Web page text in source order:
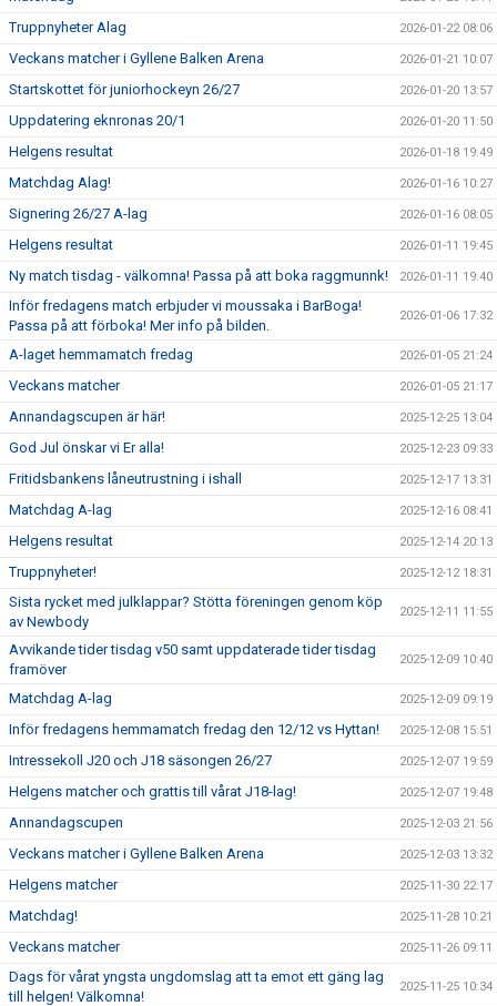
Truppnyheter Alag 2026-01-22 08:06
Veckans matcher i Gyllene Balken Arena 2026-01-21 10:07
Startskottet för juniorhockeyn 26/27 2026-01-20 13:57
Uppdatering eknronas 20/1 2026-01-20 11:50
Helgens resultat 2026-01-18 19:49
Matchdag Alag! 2026-01-16 10:27
Signering 26/27 A-lag 2026-01-16 08:05
Helgens resultat 2026-01-11 19:45
Ny match tisdag - välkomna! Passa på att boka raggmunnk! 2026-01-11 19:40
Inför fredagens match erbjuder vi moussaka i BarBoga!
Passa på att förboka! Mer info på bilden.
2026-01-06 17:32
A-laget hemmamatch fredag 2026-01-05 21:24
Veckans matcher 2026-01-05 21:17
Annandagscupen är här! 2025-12-25 13:04
God Jul önskar vi Er alla! 2025-12-23 09:33
Fritidsbankens låneutrustning i ishall 2025-12-17 13:31
Matchdag A-lag 2025-12-16 08:41
Helgens resultat 2025-12-14 20:13
Truppnyheter! 2025-12-12 18:31
Sista rycket med julklappar? Stötta föreningen genom köp
av Newbody
2025-12-11 11:55
Avvikande tider tisdag v50 samt uppdaterade tider tisdag
framöver
2025-12-09 10:40
Matchdag A-lag 2025-12-09 09:19
Inför fredagens hemmamatch fredag den 12/12 vs Hyttan! 2025-12-08 15:51
Intressekoll J20 och J18 säsongen 26/27 2025-12-07 19:59
Helgens matcher och grattis till vårat J18-lag! 2025-12-07 19:48
Annandagscupen 2025-12-03 21:56
Veckans matcher i Gyllene Balken Arena 2025-12-03 13:32
Helgens matcher 2025-11-30 22:17
Matchdag! 2025-11-28 10:21
Veckans matcher 2025-11-26 09:11
Dags för vårat yngsta ungdomslag att ta emot ett gäng lag
till helgen! Välkomna!
2025-11-25 10:34